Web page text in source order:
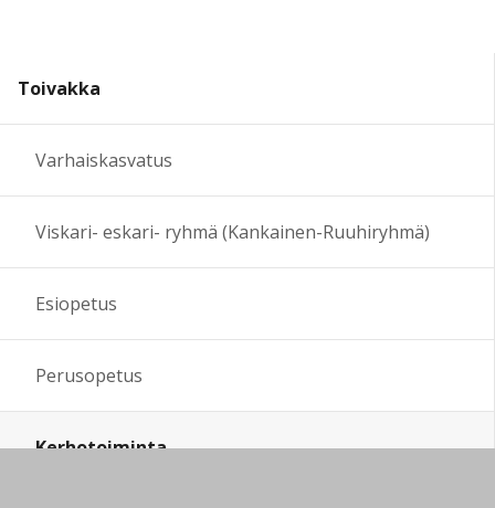
Toivakka
Varhaiskasvatus
Viskari- eskari- ryhmä (Kankainen-Ruuhiryhmä)
Esiopetus
Perusopetus
Kerhotoiminta